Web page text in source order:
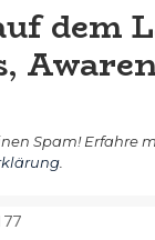
dem
Spam! Erfahre